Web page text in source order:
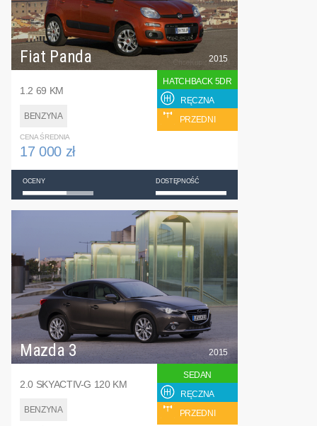
Fiat Panda
1.2 69 KM
BENZYNA
2015
HATCHBACK 5DR
RĘCZNA
PRZEDNI
CENA ŚREDNIA
17 000 zł
OCENY DOSTĘPNOŚĆ
Mazda 3
2.0 SKYACTIV-G 120 KM
BENZYNA
2015
SEDAN
RĘCZNA
PRZEDNI